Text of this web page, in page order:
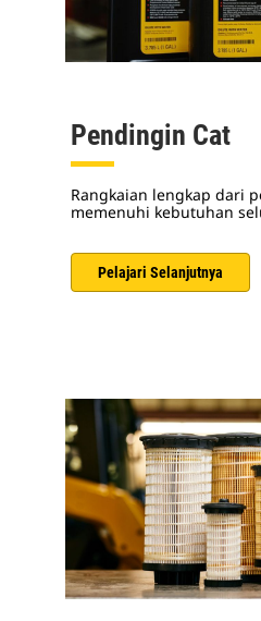
Pendingin Cat
Rangkaian lengkap dari
memenuhi kebutuhan
Pelajari Selanjutnya